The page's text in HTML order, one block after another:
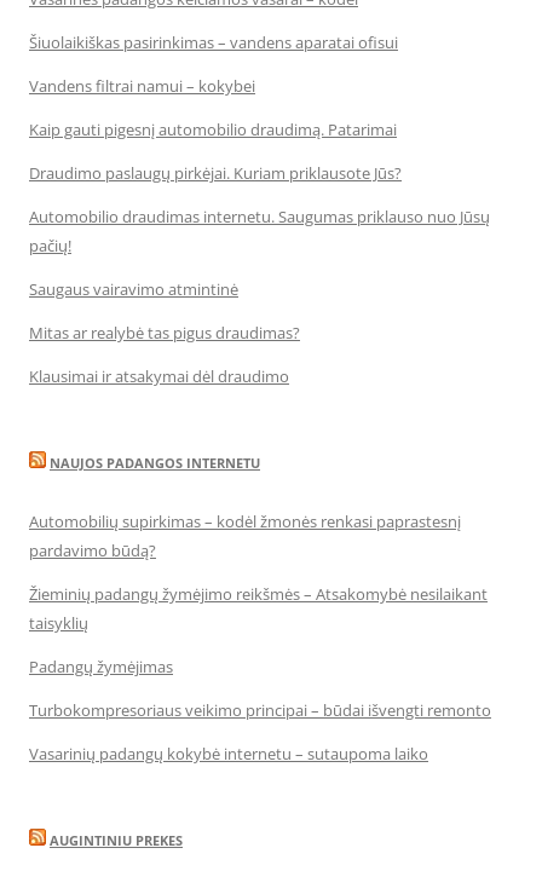
Šiuolaikiškas pasirinkimas – vandens aparatai ofisui
Vandens filtrai namui – kokybei
Kaip gauti pigesnį automobilio draudimą. Patarimai
Draudimo paslaugų pirkėjai. Kuriam priklausote Jūs?
Automobilio draudimas internetu. Saugumas priklauso nuo Jūsų
pačių!
Saugaus vairavimo atmintinė
Mitas ar realybė tas pigus draudimas?
Klausimai ir atsakymai dėl draudimo
NAUJOS PADANGOS INTERNETU
Automobilių supirkimas – kodėl žmonės renkasi paprastesnį
pardavimo būdą?
Žieminių padangų žymėjimo reikšmės – Atsakomybė nesilaikant
taisyklių
Padangų žymėjimas
Turbokompresoriaus veikimo principai – būdai išvengti remonto
Vasarinių padangų kokybė internetu – sutaupoma laiko
AUGINTINIU PREKES